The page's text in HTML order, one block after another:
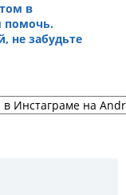
в
помочь.
не забудьте